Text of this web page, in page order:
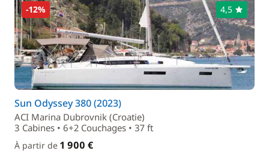
-12% 4,5
Sun Odyssey 380 (2023)
ACI Marina Dubrovnik (Croatie)
3 Cabines • 6+2 Couchages • 37 ft
À partir de 1 900 €